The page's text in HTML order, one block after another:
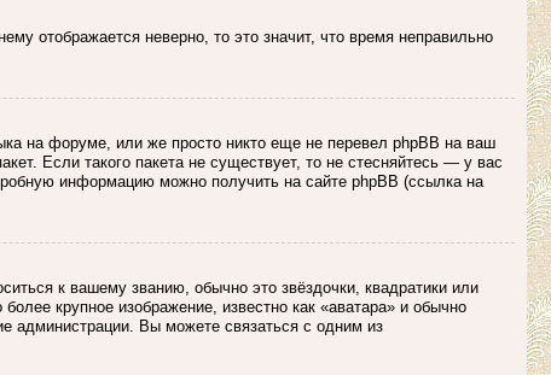
отображается неверно, то это значит, что время неправильно
на форуме, или же просто никто еще не перевел phpBB на ваш
Если такого пакета не существует, то не стесняйтесь — у вас
информацию можно получить на сайте phpBB (ссылка на
к вашему званию, обычно это звёздочки, квадратики или
крупное изображение, известно как «аватара» и обычно
администрации. Вы можете связаться с одним из